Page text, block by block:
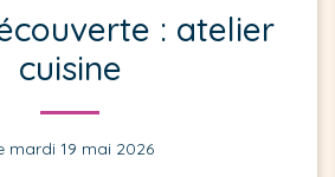
: atelier
cuisine
mardi 19 mai 2026